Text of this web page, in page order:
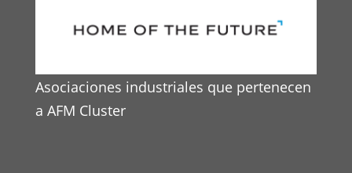
Asociaciones industriales que pertenecen
a AFM Cluster